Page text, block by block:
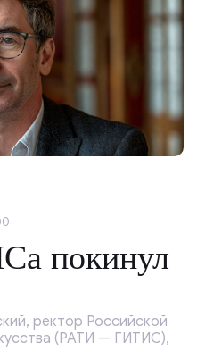
покинул
ректор Российской
(РАТИ — ГИТИС),